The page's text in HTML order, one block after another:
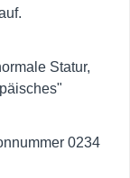
Statur,
0234